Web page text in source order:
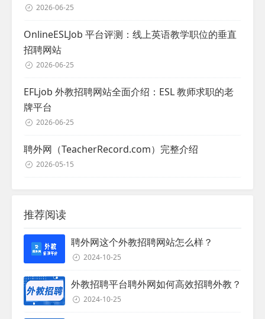
2026-06-25
OnlineESLJob 平台评测：线上英语教学职位的垂直
招聘网站
2026-06-25
EFLjob 外教招聘网站全面介绍：ESL 教师求职的老
牌平台
2026-06-25
聘外网（TeacherRecord.com）完整介绍
2026-05-15
推荐阅读
聘外网这个外教招聘网站怎么样？
2024-10-25
外教招聘平台聘外网如何高效招聘外教？
2024-10-25